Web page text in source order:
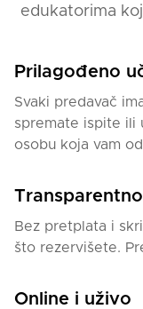
edukatorima
Prilagođeno
Svaki predavač
spremate ispite ili
osobu koja vam
Bez pretplata i
što rezervišete.
Online i uživo